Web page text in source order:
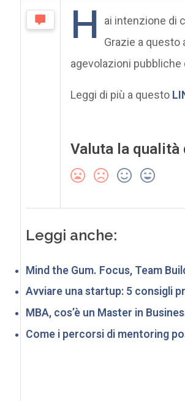
H
ai intenzione di
Grazie a questo
agevolazioni
Leggi di più a questo
Valuta la
Leggi anche:
Mind the Gum. Focus, Team
Avviare una startup: 5 consigli
MBA, cos’è un Master in
Come i percorsi di mentoring